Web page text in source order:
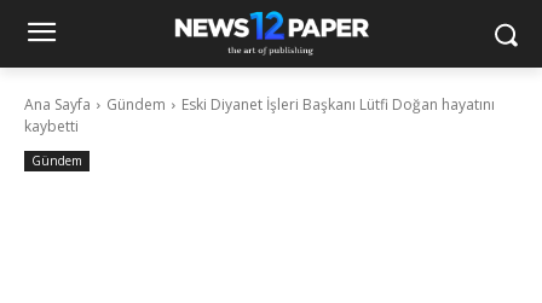
Ana Sayfa Gündem
Eski Diyanet İşleri Başkanı Lütfi Doğan hayatını
kaybetti
Gündem